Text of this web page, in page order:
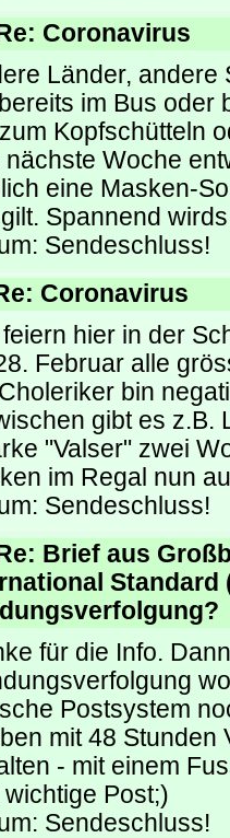
Coronavirus
Länder, andere
im Bus oder
Kopfschütteln
nächste Woche
eine Masken-
Spannend
Sendeschluss!
Coronavirus
hier in der
Februar alle
bin
gibt es z.B.
"Valser" zwei
im Regal nun
Sendeschluss!
Brief aus
Standard
für die Info.
Postsystem
mit 48 Stunden
- mit einem
wichtige Post;)
Sendeschluss!